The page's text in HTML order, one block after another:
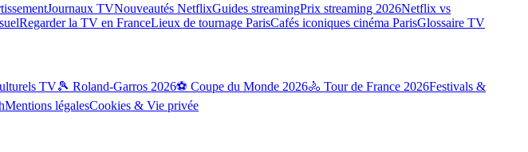
Journaux TVNouveautés NetflixGuides streamingPrix streaming 2026Netflix vs
Regarder la TV en FranceLieux de tournage ParisCafés iconiques cinéma ParisGlossaire TV
TV🎾 Roland-Garros 2026⚽ Coupe du Monde 2026🚴 Tour de France 2026Festivals &
Mentions légalesCookies & Vie privée